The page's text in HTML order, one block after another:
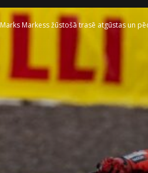
Marks Markess žūstošā trasē atgūstas un